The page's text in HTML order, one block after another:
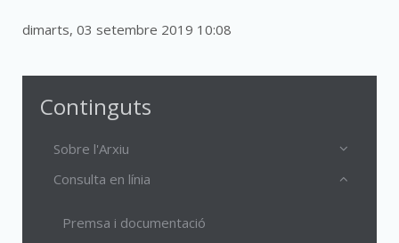
dimarts, 03 setembre 2019 10:08
Continguts
Sobre l'Arxiu
Consulta en línia
Premsa i documentació